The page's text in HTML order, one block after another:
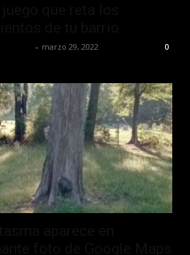
- marzo 29, 2022 0